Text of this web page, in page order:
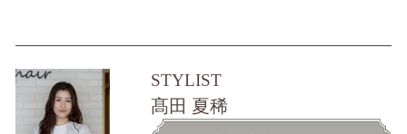
STYLIST
髙田 夏稀